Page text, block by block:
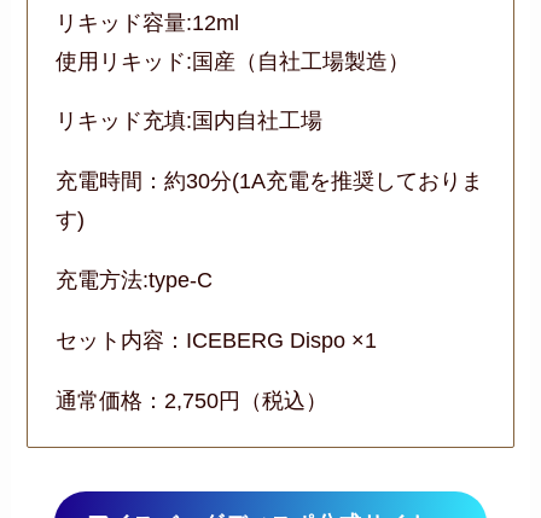
リキッド容量:12ml
使用リキッド:国産（自社工場製造）
リキッド充填:国内自社工場
充電時間：約30分(1A充電を推奨しておりま
す)
充電方法:type-C
セット内容：ICEBERG Dispo ×1
通常価格：2,750円（税込）